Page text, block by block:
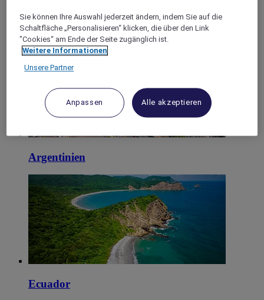
World
South America
Argentinien
Ecuador
Sie können Ihre Auswahl jederzeit ändern, indem Sie auf die
Schaltfläche „Personalisieren“ klicken, die über den Link
"Cookies“ am Ende der Seite zugänglich ist.
Weitere Informationen
Unsere Partner
Anpassen Alle akzeptieren